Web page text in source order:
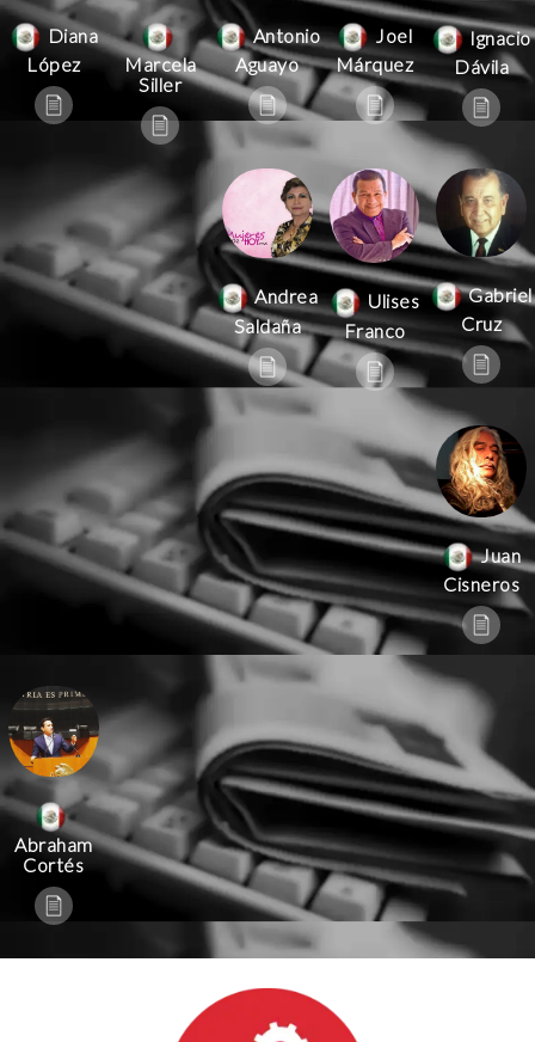
Diana
López
Marcela
Siller
Antonio
Aguayo
Joel
Márquez
Ignacio
Dávila
Andrea
Saldaña
Ulises
Franco
Gabriel
Cruz
Juan
Cisneros
Abraham
Cortés